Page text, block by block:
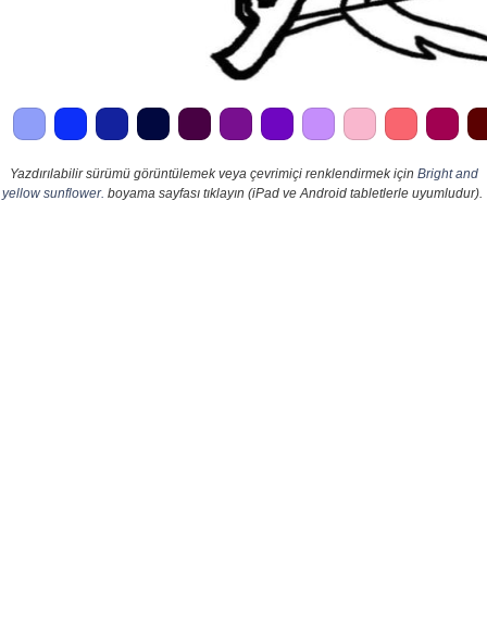
Yazdırılabilir sürümü görüntülemek veya çevrimiçi renklendirmek için Bright and
yellow sunflower. boyama sayfası tıklayın (iPad ve Android tabletlerle uyumludur).